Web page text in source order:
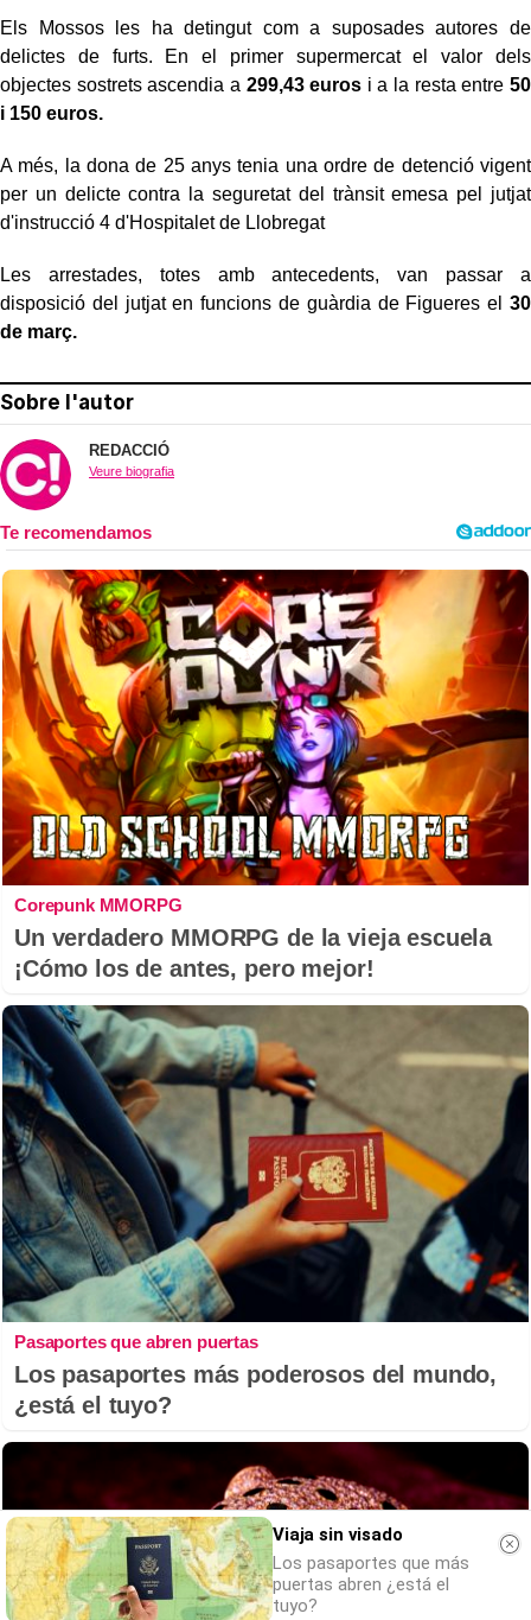
Els Mossos les ha detingut com a suposades autores de
delictes de furts. En el primer supermercat el valor dels
objectes sostrets ascendia a 299,43 euros i a la resta entre 50
i 150 euros.
A més, la dona de 25 anys tenia una ordre de detenció vigent
per un delicte contra la seguretat del trànsit emesa pel jutjat
d'instrucció 4 d'Hospitalet de Llobregat
Les arrestades, totes amb antecedents, van passar a
disposició del jutjat en funcions de guàrdia de Figueres el 30
de març.
Sobre l'autor
REDACCIÓ
Veure biografia
Corepunk MMORPG
Un verdadero MMORPG de la vieja escuela
¡Cómo los de antes, pero mejor!
Pasaportes que abren puertas
Los pasaportes más poderosos del mundo,
¿está el tuyo?
Viaja sin visado
Los pasaportes que más
puertas abren ¿está el
tuyo?